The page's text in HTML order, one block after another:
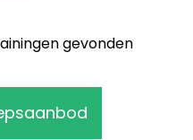
gevonden